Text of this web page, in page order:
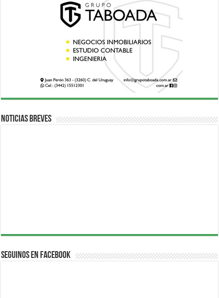
Noticias breves
Seguinos en Facebook